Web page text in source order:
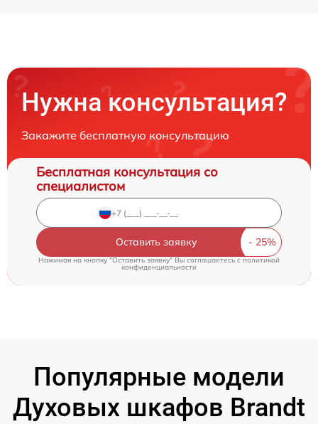
Нужна консультация?
Закажите бесплатную консультацию
Бесплатная консультация со
специалистом
Оставить заявку
Нажимая на кнопку "Оставить заявку" Вы соглашаетесь c политикой
конфиденциальности
Популярные модели
Духовых шкафов Brandt